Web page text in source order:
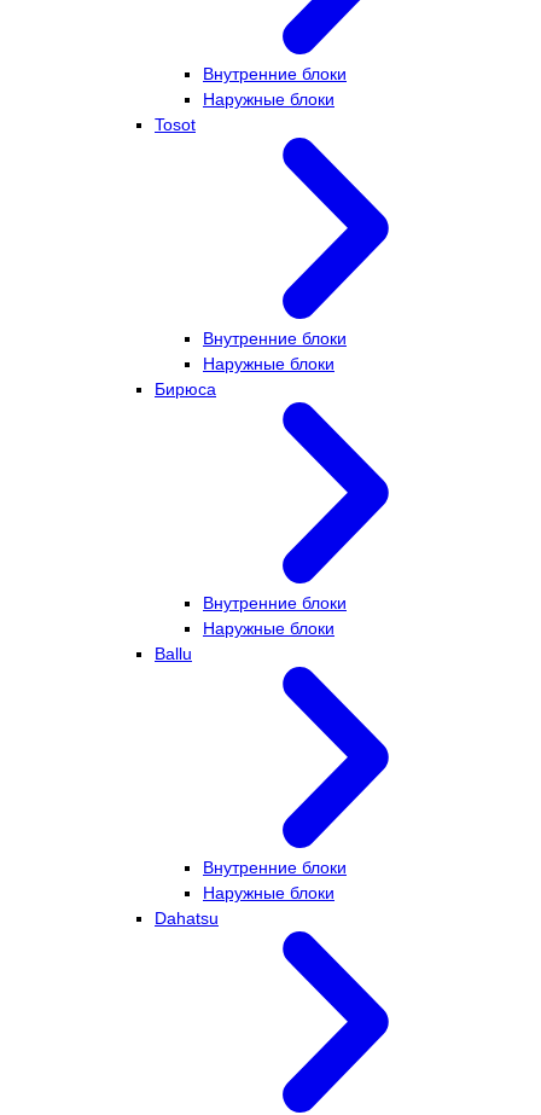
Внутренние блоки
Наружные блоки
Tosot
Внутренние блоки
Наружные блоки
Бирюса
Внутренние блоки
Наружные блоки
Ballu
Внутренние блоки
Наружные блоки
Dahatsu